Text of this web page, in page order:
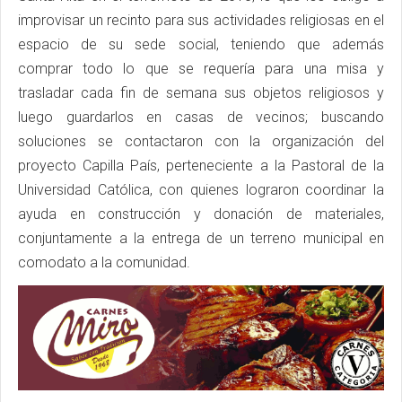
improvisar un recinto para sus actividades religiosas en el
espacio de su sede social, teniendo que además
comprar todo lo que se requería para una misa y
trasladar cada fin de semana sus objetos religiosos y
luego guardarlos en casas de vecinos; buscando
soluciones se contactaron con la organización del
proyecto Capilla País, perteneciente a la Pastoral de la
Universidad Católica, con quienes lograron coordinar la
ayuda en construcción y donación de materiales,
conjuntamente a la entrega de un terreno municipal en
comodato a la comunidad.